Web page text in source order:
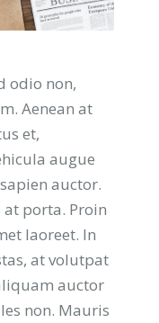
odio non,
Aenean at
et,
augue
auctor.
porta. Proin
laoreet. In
at volutpat
auctor
non. Mauris